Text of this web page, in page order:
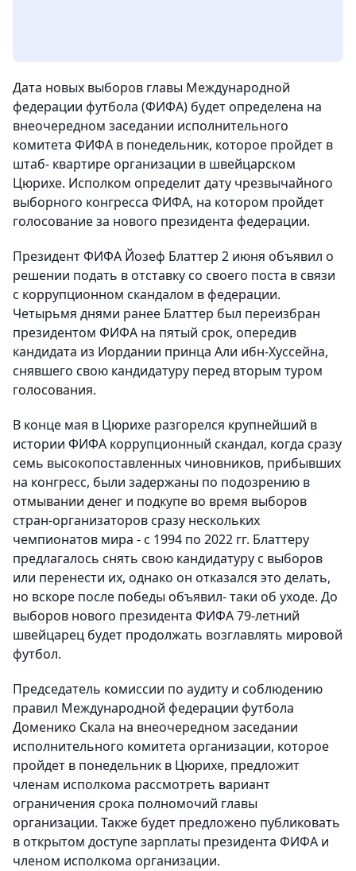
Дата новых выборов главы Международной
федерации футбола (ФИФА) будет определена на
внеочередном заседании исполнительного
комитета ФИФА в понедельник, которое пройдет в
штаб- квартире организации в швейцарском
Цюрихе. Исполком определит дату чрезвычайного
выборного конгресса ФИФА, на котором пройдет
голосование за нового президента федерации.
Президент ФИФА Йозеф Блаттер 2 июня объявил о
решении подать в отставку со своего поста в связи
с коррупционном скандалом в федерации.
Четырьмя днями ранее Блаттер был переизбран
президентом ФИФА на пятый срок, опередив
кандидата из Иордании принца Али ибн-Хуссейна,
снявшего свою кандидатуру перед вторым туром
голосования.
В конце мая в Цюрихе разгорелся крупнейший в
истории ФИФА коррупционный скандал, когда сразу
семь высокопоставленных чиновников, прибывших
на конгресс, были задержаны по подозрению в
отмывании денег и подкупе во время выборов
стран-организаторов сразу нескольких
чемпионатов мира - с 1994 по 2022 гг. Блаттеру
предлагалось снять свою кандидатуру с выборов
или перенести их, однако он отказался это делать,
но вскоре после победы объявил- таки об уходе. До
выборов нового президента ФИФА 79-летний
швейцарец будет продолжать возглавлять мировой
футбол.
Председатель комиссии по аудиту и соблюдению
правил Международной федерации футбола
Доменико Скала на внеочередном заседании
исполнительного комитета организации, которое
пройдет в понедельник в Цюрихе, предложит
членам исполкома рассмотреть вариант
ограничения срока полномочий главы
организации. Также будет предложено публиковать
в открытом доступе зарплаты президента ФИФА и
членом исполкома организации.